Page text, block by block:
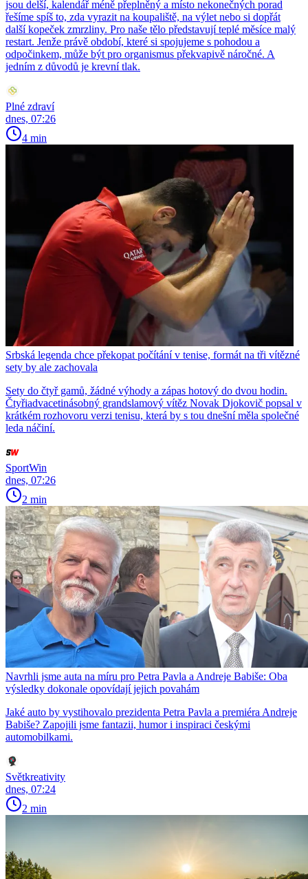
jsou delší, kalendář méně přeplněný a místo nekonečných porad
řešíme spíš to, zda vyrazit na koupaliště, na výlet nebo si dopřát
další kopeček zmrzliny. Pro naše tělo představují teplé měsíce malý
restart. Jenže právě období, které si spojujeme s pohodou a
odpočinkem, může být pro organismus překvapivě náročné. A
jedním z důvodů je krevní tlak.
Plné zdraví
dnes, 07:26
4 min
Srbská legenda chce překopat počítání v tenise, formát na tři vítězné
sety by ale zachovala
Sety do čtyř gamů, žádné výhody a zápas hotový do dvou hodin.
Čtyřiadvacetinásobný grandslamový vítěz Novak Djokovič popsal v
krátkém rozhovoru verzi tenisu, která by s tou dnešní měla společné
leda náčiní.
SportWin
dnes, 07:26
2 min
Navrhli jsme auta na míru pro Petra Pavla a Andreje Babiše: Oba
výsledky dokonale opovídají jejich povahám
Jaké auto by vystihovalo prezidenta Petra Pavla a premiéra Andreje
Babiše? Zapojili jsme fantazii, humor i inspiraci českými
automobilkami.
Světkreativity
dnes, 07:24
2 min